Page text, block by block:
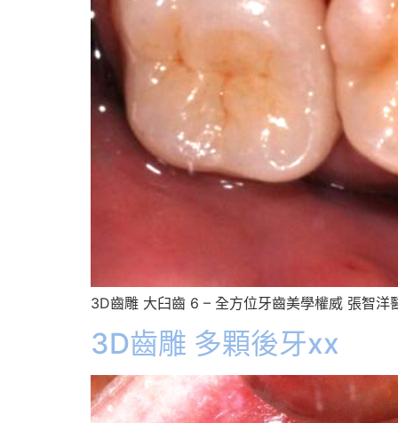
3D齒雕 大臼齒 6 – 全方位牙齒美學權威 張智洋
3D齒雕 多顆後牙xx